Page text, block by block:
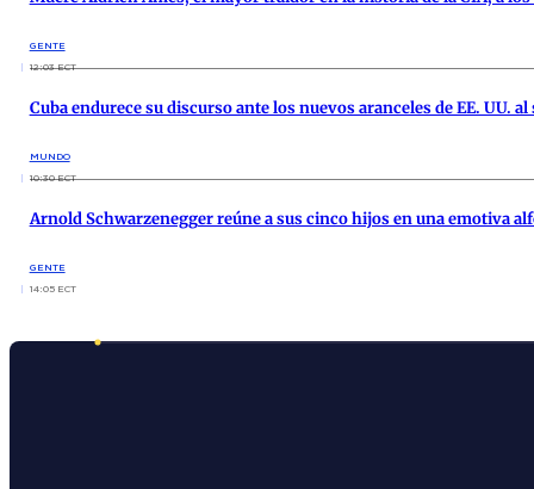
GENTE
12:03 ECT
Cuba endurece su discurso ante los nuevos aranceles de EE. UU.
MUNDO
10:30 ECT
Arnold Schwarzenegger reúne a sus cinco hijos en una emotiva
GENTE
14:05 ECT